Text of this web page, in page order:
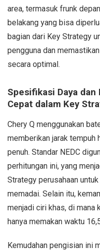
area, termasuk frunk
belakang yang bisa
bagian dari Key Strategy
pengguna dan
secara optimal.
Spesifikasi Daya
Cepat dalam Key
Chery Q menggunakan
memberikan jarak tempuh
penuh. Standar NEDC
perhitungan ini, yang
Strategy perusahaan
memadai. Selain itu,
menjadi ciri khas, di mana
hanya memakan waktu
Kemudahan pengisian ini